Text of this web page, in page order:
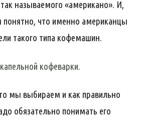
называемого «американо». И,
понятно, что именно американцы
такого типа кофемашин.
кофеварки.
мы выбираем и как правильно
обязательно понимать его